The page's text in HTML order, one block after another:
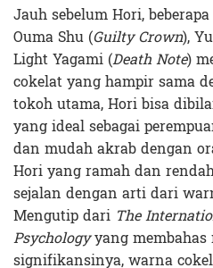
Jauh sebelum Hori,
Ouma Shu (Guilty Crown),
Light Yagami (Death Note)
cokelat yang hampir sama
tokoh utama, Hori bisa
yang ideal sebagai
dan mudah akrab dengan
Hori yang ramah dan
sejalan dengan arti dari
Mengutip dari The
Psychologyyang
signifikansinya, warna